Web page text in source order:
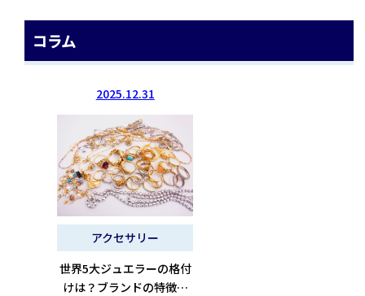
コラム
2025.12.31
アクセサリー
世界5大ジュエラーの格付
けは？ブランドの特徴や